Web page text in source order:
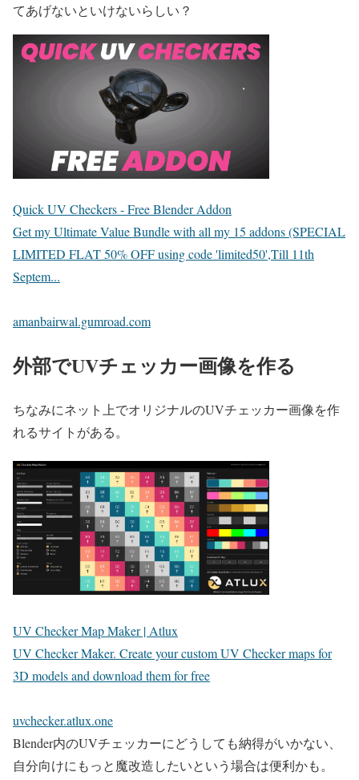
てあげないといけないらしい？
Quick UV Checkers - Free Blender Addon
Get my Ultimate Value Bundle with all my 15 addons (SPECIAL
LIMITED FLAT 50% OFF using code 'limited50',Till 11th
Septem...
amanbairwal.gumroad.com
外部でUVチェッカー画像を作る
ちなみにネット上でオリジナルのUVチェッカー画像を作
れるサイトがある。
UV Checker Map Maker | Atlux
UV Checker Maker. Create your custom UV Checker maps for
3D models and download them for free
uvchecker.atlux.one
Blender内のUVチェッカーにどうしても納得がいかない、
自分向けにもっと魔改造したいという場合は便利かも。